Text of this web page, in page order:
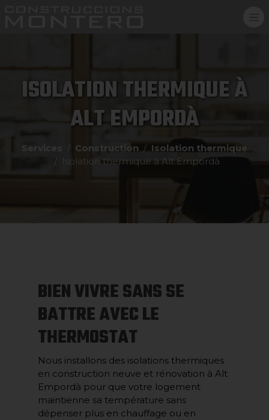
ISOLATION THERMIQUE À
ALT EMPORDÀ
Services Construction
Isolation thermique
Isolation thermique à Alt Empordà
BIEN VIVRE SANS SE
BATTRE AVEC LE
THERMOSTAT
Nous installons des isolations thermiques
en construction neuve et rénovation à Alt
Empordà pour que votre logement
maintienne sa température sans
dépenser plus en chauffage ou en